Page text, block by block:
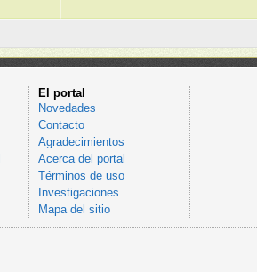
El portal
Novedades
Contacto
Agradecimientos
Acerca del portal
Términos de uso
Investigaciones
Mapa del sitio